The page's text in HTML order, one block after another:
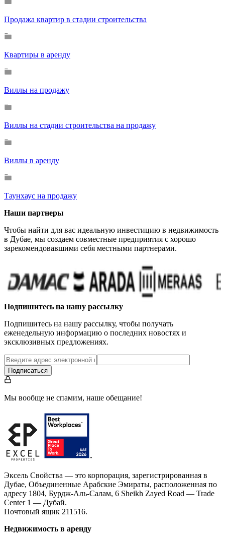
Продажа квартир в стадии строительства
Квартиры в аренду
Виллы на продажу
Виллы на стадии строительства на продажу
Виллы в аренду
Таунхаус на продажу
Наши партнеры
Чтобы найти для вас идеальную инвестицию в недвижимость
в Дубае, мы создаем совместные предприятия с хорошо
зарекомендовавшими себя местными партнерами.
Подпишитесь на нашу рассылку
Подпишитесь на нашу рассылку, чтобы получать
еженедельную информацию о последних новостях и
эксклюзивных предложениях.
Подписаться
Мы вообще не спамим, наше обещание!
Эксель Свойства — это корпорация, зарегистрированная в
Дубае, Объединенные Арабские Эмираты, расположенная по
адресу 1804, Бурдж-Аль-Салам, 6 Sheikh Zayed Road — Trade
Center 1 — Дубай.
Почтовый ящик 211516.
Недвижимость в аренду